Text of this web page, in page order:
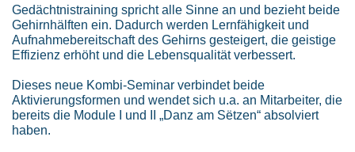
Gedächtnistraining spricht alle Sinne an und bezieht beide
Gehirnhälften ein. Dadurch werden Lernfähigkeit und
Aufnahmebereitschaft des Gehirns gesteigert, die geistige
Effizienz erhöht und die Lebensqualität verbessert.
Dieses neue Kombi-Seminar verbindet beide
Aktivierungsformen und wendet sich u.a. an Mitarbeiter, die
bereits die Module I und II „Danz am Sëtzen“ absolviert
haben.